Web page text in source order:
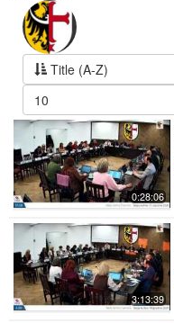
Title (A-Z)
10
0:28:06
3:13:39